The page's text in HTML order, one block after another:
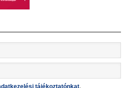
tájékoztatónkat.